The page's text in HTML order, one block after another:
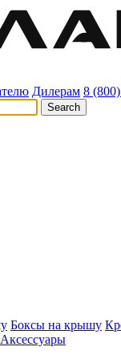
Дилерам 8
Боксы на крышу
Аксессуары